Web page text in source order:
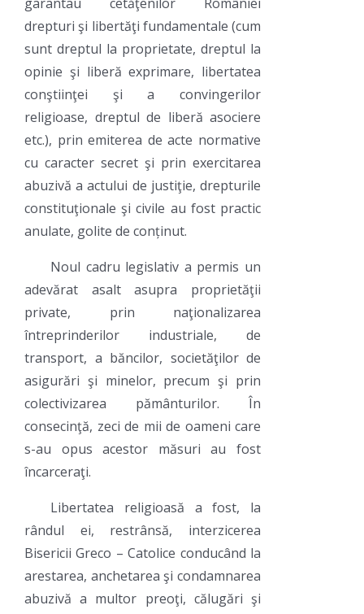
drepturi şi libertăţi fundamentale (cum
sunt dreptul la proprietate, dreptul la
opinie şi liberă exprimare, libertatea
conştiinţei şi a convingerilor
religioase, dreptul de liberă asociere
etc.), prin emiterea de acte normative
cu caracter secret şi prin exercitarea
abuzivă a actului de justiţie, drepturile
constituţionale şi civile au fost practic
anulate, golite de conținut.
Noul cadru legislativ a permis un
adevărat asalt asupra proprietăţii
private, prin naţionalizarea
întreprinderilor industriale, de
transport, a băncilor, societăţilor de
asigurări şi minelor, precum şi prin
colectivizarea pământurilor. În
consecinţă, zeci de mii de oameni care
s-au opus acestor măsuri au fost
încarceraţi.
Libertatea religioasă a fost, la
rândul ei, restrânsă, interzicerea
Bisericii Greco – Catolice conducând la
arestarea, anchetarea şi condamnarea
abuzivă a multor preoţi, călugări şi